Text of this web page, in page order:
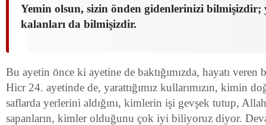
Yemin olsun, sizin önden gidenlerinizi bilmişizdir;
kalanları da bilmişizdir.
Bu ayetin önce ki ayetine de baktığımızda, hayatı
Hicr 24. ayetinde de, yarattığımız kullarımızın, kimin
saflarda yerlerini aldığını, kimlerin işi gevşek tutup,
sapanların, kimler olduğunu çok iyi biliyoruz diyor.